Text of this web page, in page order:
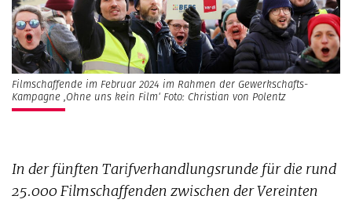
Filmschaffende im Februar 2024 im Rahmen der Gewerkschafts-
Kampagne ‚Ohne uns kein Film‘ Foto: Christian von Polentz
In der fünften Tarifverhandlungsrunde für die rund
25.000 Filmschaffenden zwischen der Vereinten